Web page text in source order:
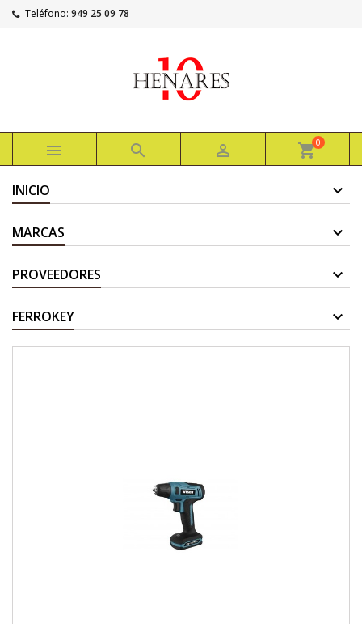
Teléfono: 949 25 09 78
   shopping_cart0
INICIO
MARCAS
PROVEEDORES
FERROKEY